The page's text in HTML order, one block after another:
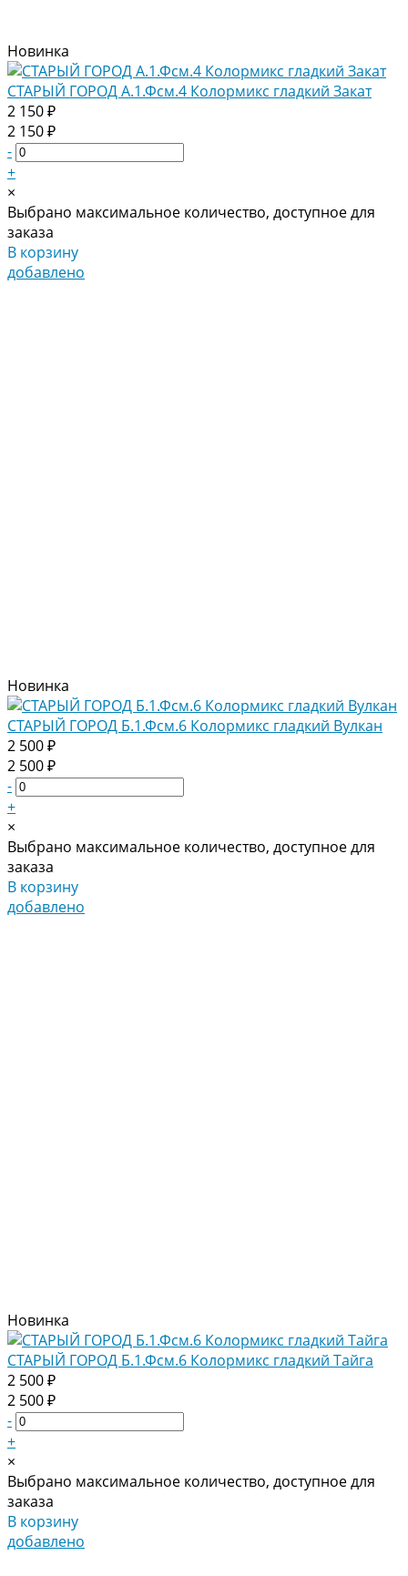
Новинка
СТАРЫЙ ГОРОД А.1.Фсм.4 Колормикс гладкий Закат
2 150 ₽
2 150 ₽
-
+
×
Выбрано максимальное количество, доступное для
заказа
В корзину
добавлено
Новинка
СТАРЫЙ ГОРОД Б.1.Фсм.6 Колормикс гладкий Вулкан
2 500 ₽
2 500 ₽
-
+
×
Выбрано максимальное количество, доступное для
заказа
В корзину
добавлено
Новинка
СТАРЫЙ ГОРОД Б.1.Фсм.6 Колормикс гладкий Тайга
2 500 ₽
2 500 ₽
-
+
×
Выбрано максимальное количество, доступное для
заказа
В корзину
добавлено